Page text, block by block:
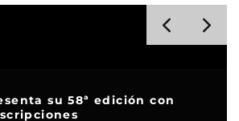
su 58ª edición con